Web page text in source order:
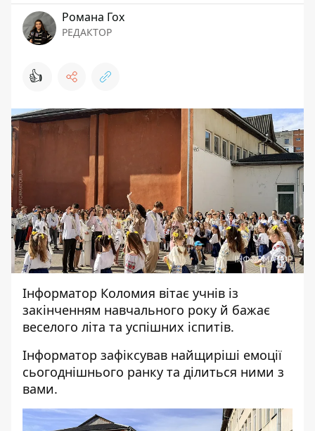
Романа Гох
РЕДАКТОР
👍
Інформатор Коломия вітає учнів із
закінченням навчального року й бажає
веселого літа та успішних іспитів.
Інформатор зафіксував найщиріші емоції
сьогоднішнього ранку та ділиться ними з
вами.